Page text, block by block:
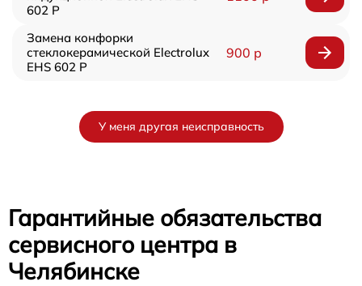
602 P
Замена конфорки
стеклокерамической Electrolux
EHS 602 P
900 р
У меня другая неисправность
Гарантийные обязательства
сервисного центра в
Челябинске